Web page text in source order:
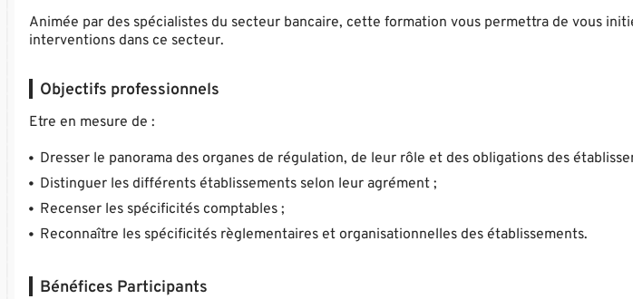
Animée par des spécialistes du secteur bancaire, cette formation vous permettra de vous
interventions dans ce secteur.
Objectifs professionnels
Etre en mesure de :
Dresser le panorama des organes de régulation, de leur rôle et des obligations des
Distinguer les différents établissements selon leur agrément ;
Recenser les spécificités comptables ;
Reconnaître les spécificités règlementaires et organisationnelles des établissements.
Bénéfices Participants